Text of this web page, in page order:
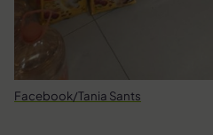
Facebook/Tania Sants